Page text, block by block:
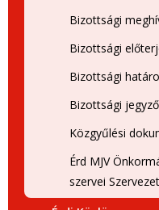
Bizottsági
Bizottsági
Bizottsági
Bizottsági
Közgyűlési
Érd MJV
szervei